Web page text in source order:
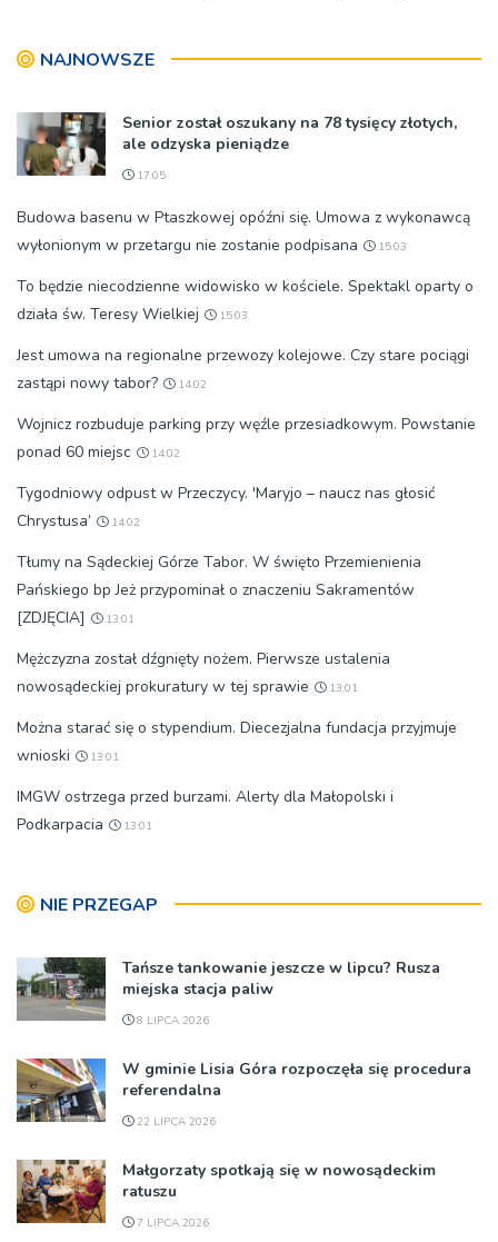
[ZDJĘCIA]
NAJNOWSZE
Senior został oszukany na 78 tysięcy złotych,
ale odzyska pieniądze
17:05
Budowa basenu w Ptaszkowej opóźni się. Umowa z wykonawcą
wyłonionym w przetargu nie zostanie podpisana
15:03
To będzie niecodzienne widowisko w kościele. Spektakl oparty o
działa św. Teresy Wielkiej
15:03
Jest umowa na regionalne przewozy kolejowe. Czy stare pociągi
zastąpi nowy tabor?
14:02
Wojnicz rozbuduje parking przy węźle przesiadkowym. Powstanie
ponad 60 miejsc
14:02
Tygodniowy odpust w Przeczycy. 'Maryjo – naucz nas głosić
Chrystusa’
14:02
Tłumy na Sądeckiej Górze Tabor. W święto Przemienienia
Pańskiego bp Jeż przypominał o znaczeniu Sakramentów
[ZDJĘCIA]
13:01
Mężczyzna został dźgnięty nożem. Pierwsze ustalenia
nowosądeckiej prokuratury w tej sprawie
13:01
Można starać się o stypendium. Diecezjalna fundacja przyjmuje
wnioski
13:01
IMGW ostrzega przed burzami. Alerty dla Małopolski i
Podkarpacia
13:01
NIE PRZEGAP
Tańsze tankowanie jeszcze w lipcu? Rusza
miejska stacja paliw
8 LIPCA 2026
W gminie Lisia Góra rozpoczęła się procedura
referendalna
22 LIPCA 2026
Małgorzaty spotkają się w nowosądeckim
ratuszu
7 LIPCA 2026